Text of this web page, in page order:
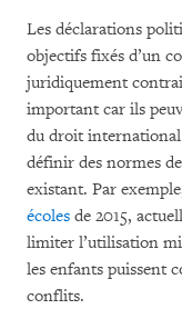
Les déclarations
objectifs fixés d’un
juridiquement
important car ils
du droit international
définir des normes
existant. Par
écoles de 2015,
limiter l’utilisation
les enfants puissent
conflits.